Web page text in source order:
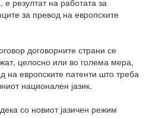
резултат на работата за
за превод на европските
договорните страни се
целосно или во голема мера,
на европските патенти што треба
национален јазик.
со новиот јазичен режим